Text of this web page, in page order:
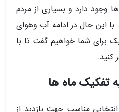
وجود دارد و بسیاری از مردم
این حال در ادامه آب وهوای
برای شما خواهیم گفت تا با
کنید.
تفکیک ماه ها
انتخابی مناسب جهت بازدید از